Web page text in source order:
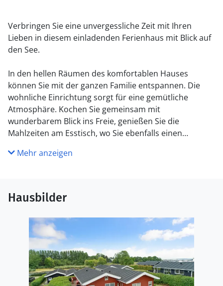
Verbringen Sie eine unvergessliche Zeit mit Ihren
Lieben in diesem einladenden Ferienhaus mit Blick auf
den See.
In den hellen Räumen des komfortablen Hauses
können Sie mit der ganzen Familie entspannen. Die
wohnliche Einrichtung sorgt für eine gemütliche
Atmosphäre. Kochen Sie gemeinsam mit
wunderbarem Blick ins Freie, genießen Sie die
Mahlzeiten am Esstisch, wo Sie ebenfalls einen
sich später auf den Sofas bequem, nach einem
Kaminofen anfeuern und einen geselligen Film- oder
Spieleabend veranstalten.
Der Außenbereich des Ferienhauses lädt dazu ein,
zahlreiche schöne Stunden im Freien zu verbringen.
Genießen Sie die Sonne auf der Terrasse, während Ihre
Kinder auf dem Grundstück herum flitzen und
entspannen Sie in vollen Zügen.
Mehr anzeigen
Hausbilder